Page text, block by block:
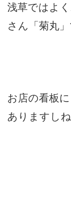
浅草ではよ
さん「菊丸
お店の看板
ありますしね